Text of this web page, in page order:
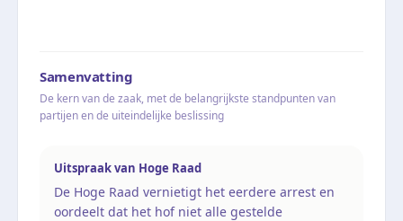
Samenvatting
De kern van de zaak, met de belangrijkste standpunten van
partijen en de uiteindelijke beslissing
Uitspraak van Hoge Raad
De Hoge Raad vernietigt het eerdere arrest en
oordeelt dat het hof niet alle gestelde